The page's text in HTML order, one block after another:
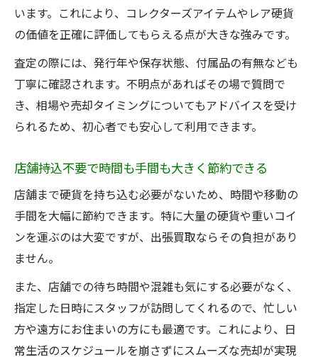
専門査定員による希少硬貨の適正価格提示
が魅力
出張買取なら高価買取を期待できる理由を
解説
出張買取で不要な硬貨を即現金化できるメ
リット
その場で査定から現金化まで完了する出張
買取
法
手間なく現金化できる出張買取の流れを解
説
出張買取なら大量の硬貨もまとめて現金化
います。これにより、コレクターズアイテムやレア硬貨
の価値を正確に評価してもらえる点が大きな強みです。
査定の際には、発行年や保存状態、付属品の有無なども
丁寧に確認されます。不明点があればその場で質問で
き、相場や売却タイミングについてもアドバイスを受け
られるため、初心者でも安心して利用できます。
店舗持込不要で時間も手間も大きく節約できる
店舗まで硬貨を持ち込む必要がないため、時間や移動の
手間を大幅に節約できます。特に大量の硬貨や重いコイ
ンを運ぶのは大変ですが、出張買取ならその負担があり
ません。
また、店舗での待ち時間や混雑も気にする必要がなく、
指定した日時にスタッフが訪問してくれるので、忙しい
方や遠方にお住まいの方にも最適です。これにより、日
常生活のスケジュールを崩さずにスムーズな売却が実現